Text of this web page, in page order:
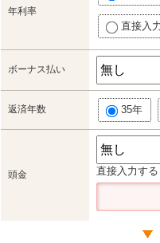
年利率
直接入
ボーナス払い
返済年数 35年
頭金 直接入力する